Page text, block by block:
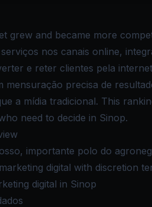
grew and became more
nos canais online,
e reter clientes pela
precisa de
a mídia tradicional. This
need to decide in Sinop.
importante polo do
digital with discretion
digital in Sinop